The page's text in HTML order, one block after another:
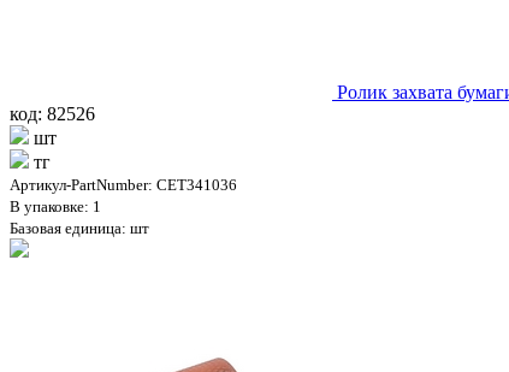
Ролик захвата
код: 82526
шт
тг
Артикул-PartNumber: CET341036
В упаковке: 1
Базовая единица: шт